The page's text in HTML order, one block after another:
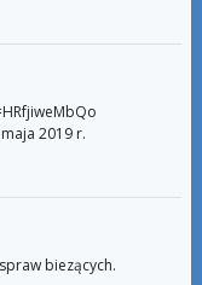
2019 r.
biezących.